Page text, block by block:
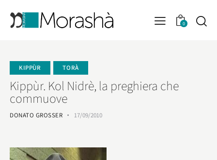
0
KIPPÙR TORÀ
Kippùr. Kol Nidrè, la preghiera che
commuove
DONATO GROSSER 17/09/2010